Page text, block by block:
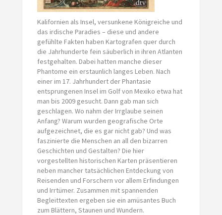
Kalifornien als Insel, versunkene Königreiche und
das irdische Paradies – diese und andere
gefühlte Fakten haben Kartografen quer durch
die Jahrhunderte fein säuberlich in ihren Atlanten
festgehalten. Dabei hatten manche dieser
Phantome ein erstaunlich langes Leben. Nach
einer im 17. Jahrhundert der Phantasie
entsprungenen Insel im Golf von Mexiko etwa hat
man bis 2009 gesucht. Dann gab man sich
geschlagen. Wo nahm der Irrglaube seinen
Anfang? Warum wurden geografische Orte
aufgezeichnet, die es gar nicht gab? Und was
faszinierte die Menschen an all den bizarren
Geschichten und Gestalten? Die hier
vorgestellten historischen Karten präsentieren
neben mancher tatsächlichen Entdeckung von
Reisenden und Forschern vor allem Erfindungen
und Irrtümer. Zusammen mit spannenden
Begleittexten ergeben sie ein amüsantes Buch
zum Blättern, Staunen und Wundern.